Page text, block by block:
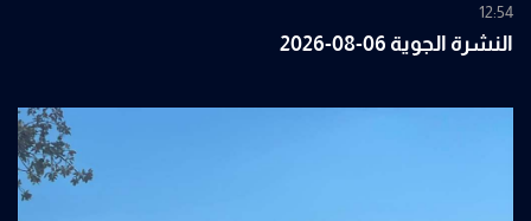
12:54
النشرة الجوية 06-08-2026